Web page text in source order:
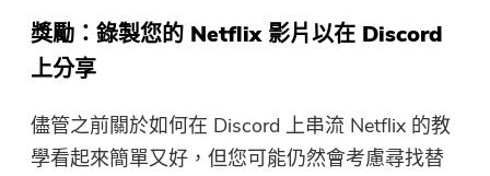
獎勵：錄製您的 Netflix 影片以在 Discord
上分享
儘管之前關於如何在 Discord 上串流 Netflix 的教
學看起來簡單又好，但您可能仍然會考慮尋找替
提交